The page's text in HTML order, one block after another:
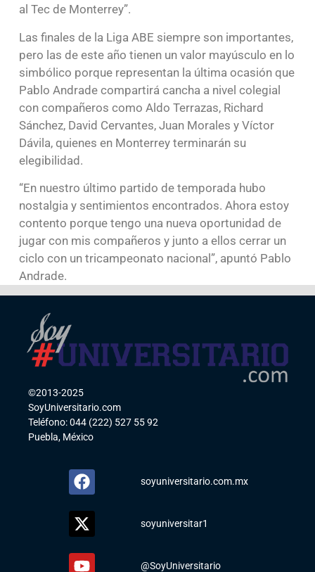
al Tec de Monterrey”.
Las finales de la Liga ABE siempre son importantes,
pero las de este año tienen un valor mayúsculo en lo
simbólico porque representan la última ocasión que
Pablo Andrade compartirá cancha a nivel colegial
con compañeros como Aldo Terrazas, Richard
Sánchez, David Cervantes, Juan Morales y Víctor
Dávila, quienes en Monterrey terminarán su
elegibilidad.
“En nuestro último partido de temporada hubo
nostalgia y sentimientos encontrados. Ahora estoy
contento porque tengo una nueva oportunidad de
jugar con mis compañeros y junto a ellos cerrar un
ciclo con un tricampeonato nacional”, apuntó Pablo
Andrade.
©2013-2025
SoyUniversitario.com
Teléfono: 044 (222) 527 55 92
Puebla, México
soyuniversitario.com.mx
soyuniversitar1
@SoyUniversitario